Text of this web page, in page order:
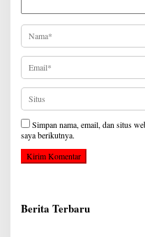
Simpan nama, email, dan situs
saya berikutnya.
Berita Terbaru